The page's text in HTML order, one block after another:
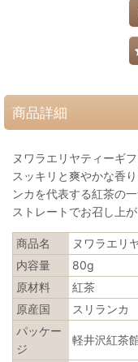
商品詳細
ヌワラエリヤティーギ
スッキリと爽やかな香
ンカを代表する紅茶の
ストレートでお召し上
商品名
ヌワラエリ
内容量
80g
原材料
紅茶
原産国
スリランカ
パッケー
ジ
軽井沢紅茶